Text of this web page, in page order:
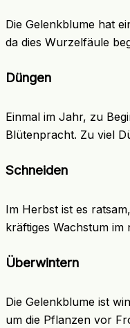
Die Gelenkblume hat
da dies Wurzelfäule
Düngen
Einmal im Jahr, zu
Blütenpracht. Zu viel
Schneiden
Im Herbst ist es
kräftiges Wachstum im
Überwintern
Die Gelenkblume ist
um die Pflanzen vor